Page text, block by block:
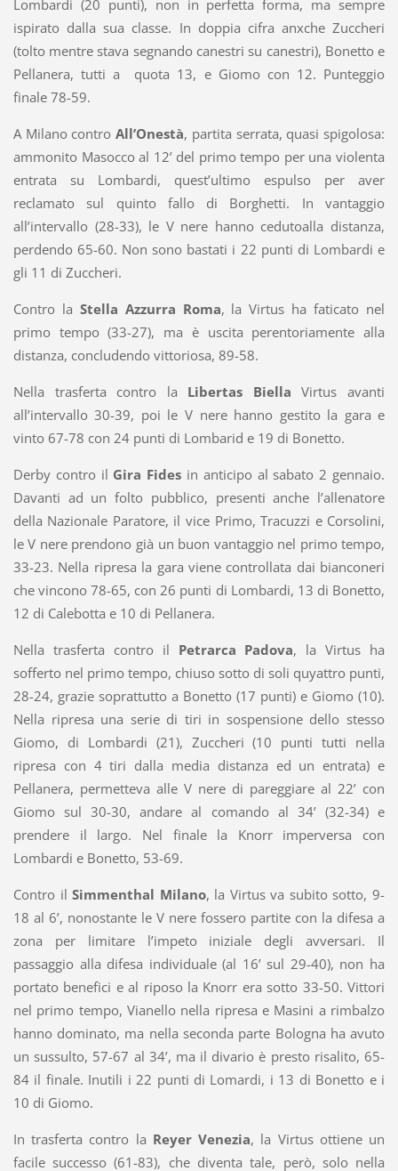
Lombardi (20 punti), non in perfetta forma, ma sempre
ispirato dalla sua classe. In doppia cifra anxche Zuccheri
(tolto mentre stava segnando canestri su canestri), Bonetto e
Pellanera, tutti a quota 13, e Giomo con 12. Punteggio
finale 78-59.
A Milano controAll’Onestà, partita serrata, quasi spigolosa:
ammonito Masocco al 12’ del primo tempo per una violenta
entrata su Lombardi, quest’ultimo espulso per aver
reclamato sul quinto fallo di Borghetti. In vantaggio
all’intervallo (28-33), le V nere hanno cedutoalla distanza,
perdendo 65-60. Non sono bastati i 22 punti di Lombardi e
gli 11 di Zuccheri.
Contro la Stella Azzurra Roma, la Virtus ha faticato nel
primo tempo (33-27), ma è uscita perentoriamente alla
distanza, concludendo vittoriosa, 89-58.
Nella trasferta contro la Libertas Biella Virtus avanti
all’intervallo 30-39, poi le V nere hanno gestito la gara e
vinto 67-78 con 24 punti di Lombarid e 19 di Bonetto.
Derby contro il Gira Fides in anticipo al sabato 2 gennaio.
Davanti ad un folto pubblico, presenti anche l’allenatore
della Nazionale Paratore, il vice Primo, Tracuzzi e Corsolini,
le V nere prendono già un buon vantaggio nel primo tempo,
33-23. Nella ripresa la gara viene controllata dai bianconeri
che vincono 78-65, con 26 punti di Lombardi, 13 di Bonetto,
12 di Calebotta e 10 di Pellanera.
Nella trasferta contro il Petrarca Padova, la Virtus ha
sofferto nel primo tempo, chiuso sotto di soli quyattro punti,
28-24, grazie soprattutto a Bonetto (17 punti) e Giomo (10).
Nella ripresa una serie di tiri in sospensione dello stesso
Giomo, di Lombardi (21), Zuccheri (10 punti tutti nella
ripresa con 4 tiri dalla media distanza ed un entrata) e
Pellanera, permetteva alle V nere di pareggiare al 22’ con
Giomo sul 30-30, andare al comando al 34’ (32-34) e
prendere il largo. Nel finale la Knorr imperversa con
Lombardi e Bonetto, 53-69.
Contro ilSimmenthal Milano, la Virtus va subito sotto, 9-
18 al 6’, nonostante le V nere fossero partite con la difesa a
zona per limitare l’impeto iniziale degli avversari. Il
passaggio alla difesa individuale (al 16’ sul 29-40), non ha
portato benefici e al riposo la Knorr era sotto 33-50. Vittori
nel primo tempo, Vianello nella ripresa e Masini a rimbalzo
hanno dominato, ma nella seconda parte Bologna ha avuto
un sussulto, 57-67 al 34’, ma il divario è presto risalito, 65-
84 il finale. Inutili i 22 punti di Lomardi, i 13 di Bonetto e i
10 di Giomo.
In trasferta contro la Reyer Venezia, la Virtus ottiene un
facile successo (61-83), che diventa tale, però, solo nella